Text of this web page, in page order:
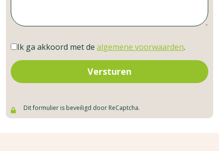
Ik ga akkoord met de algemene voorwaarden.
Versturen
Dit formulier is beveiligd door ReCaptcha.